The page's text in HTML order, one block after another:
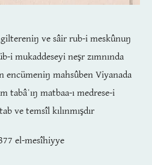
ve sâir rub-i meskûnuŋ
i mukaddeseyi neşr zımnında
encümeniŋ mahsûben Viyanada
tabâʿıŋ matbaa-ı medrese-i
ve temsîl kılınmışdır
el-mesîhiyye